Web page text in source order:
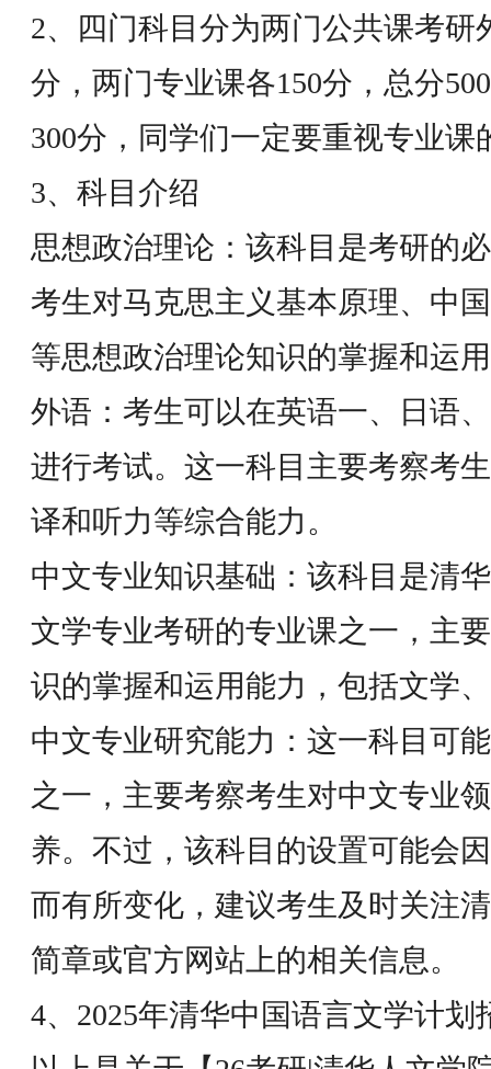
2、四门科目分为两门公共课考研
分，两门专业课各150分，总分
300分，同学们一定要重视专业课
3、科目介绍
思想政治理论：该科目是考研的
考生对马克思主义基本原理、中
等思想政治理论知识的掌握和运
外语：考生可以在英语一、日语
进行考试。这一科目主要考察考
译和听力等综合能力。
中文专业知识基础：该科目是清
文学专业考研的专业课之一，主
识的掌握和运用能力，包括文学
中文专业研究能力：这一科目可
之一，主要考察考生对中文专业
养。不过，该科目的设置可能会
而有所变化，建议考生及时关注
简章或官方网站上的相关信息。
4、2025年清华中国语言文学计划